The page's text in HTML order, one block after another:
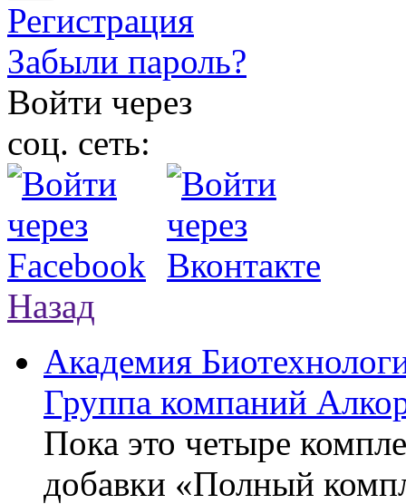
Регистрация
Забыли пароль?
Войти через
соц. сеть:
Назад
Академия
Группа компаний
Пока это четыре
добавки «Полный